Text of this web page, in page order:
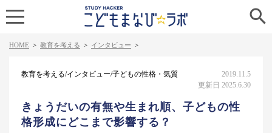

HOME > 教育を考える > インタビュー >
教育を考える/インタビュー/子どもの性格・気質
2019.11.5
更新日 2025.6.30
きょうだいの有無や生まれ順、子どもの性
格形成にどこまで影響する？